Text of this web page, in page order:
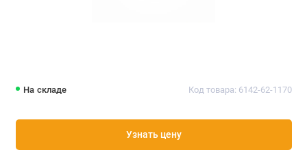
На складе Код товара: 6142-62-1170
Узнать цену